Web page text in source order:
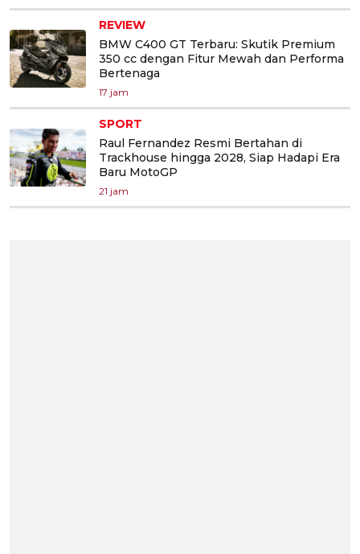
REVIEW
BMW C400 GT Terbaru: Skutik Premium
350 cc dengan Fitur Mewah dan Performa
Bertenaga
17 jam
SPORT
Raul Fernandez Resmi Bertahan di
Trackhouse hingga 2028, Siap Hadapi Era
Baru MotoGP
21 jam